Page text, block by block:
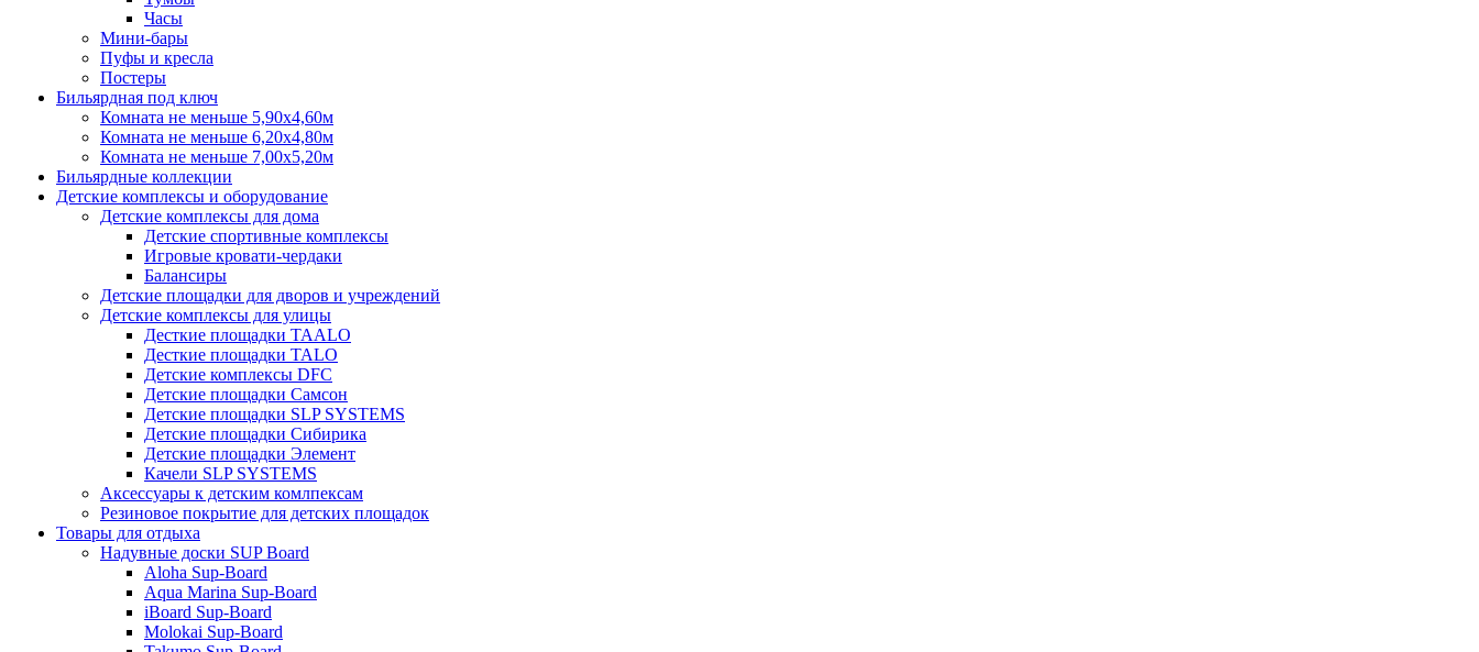
Часы
Мини-бары
Пуфы и кресла
Постеры
Бильярдная под ключ
Комната не меньше 5,90х4,60м
Комната не меньше 6,20х4,80м
Комната не меньше 7,00х5,20м
Бильярдные коллекции
Детские комплексы и оборудование
Детские комплексы для дома
Детские спортивные комплексы
Игровые кровати-чердаки
Балансиры
Детские площадки для дворов и учреждений
Детские комплексы для улицы
Десткие площадки TAALO
Десткие площадки TALO
Детские комплексы DFC
Детские площадки Самсон
Детские площадки SLP SYSTEMS
Детские площадки Сибирика
Детские площадки Элемент
Качели SLP SYSTEMS
Аксессуары к детским комлпексам
Резиновое покрытие для детских площадок
Товары для отдыха
Надувные доски SUP Board
Aloha Sup-Board
Aqua Marina Sup-Board
iBoard Sup-Board
Molokai Sup-Board